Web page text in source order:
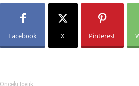
Facebook X Pinterest
Önceki İçerik